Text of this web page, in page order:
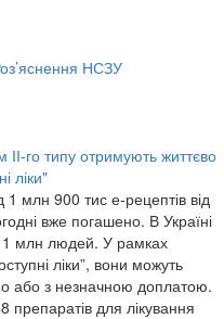
НСЗУ
ІІ-го типу отримують життєво
ліки"
1 млн 900 тис е-рецептів від
вже погашено. В Україні
1 млн людей. У рамках
ліки”, вони можуть
або з незначною доплатою.
для лікування